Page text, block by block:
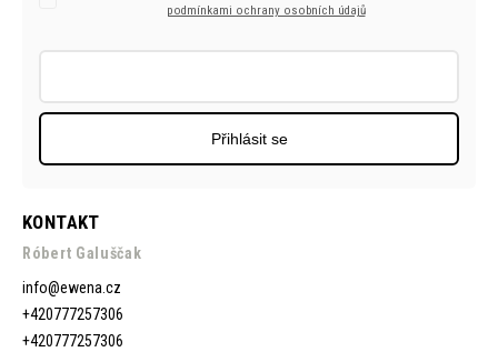
KONTAKT
Róbert Galuščak
info@ewena.cz
+420777257306
+420777257306
podmínkami ochrany osobních údajů
Přihlásit se